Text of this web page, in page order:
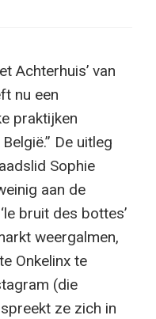
Achterhuis’ van
nu een
praktijken
De uitleg
Sophie
aan de
bruit des bottes’
weergalmen,
Onkelinx te
(die
ze zich in